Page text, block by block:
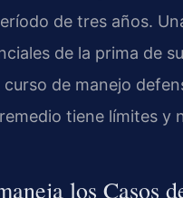
de tres años.
de la prima de
de manejo
tiene límites y
los Casos